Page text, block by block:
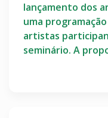
lançamento dos
uma
artistas
seminário. A